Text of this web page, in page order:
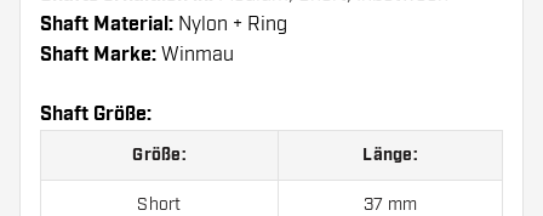
Shaft Material: Nylon + Ring
Shaft Marke: Winmau
Shaft Größe:
Größe: Länge:
Short 37 mm